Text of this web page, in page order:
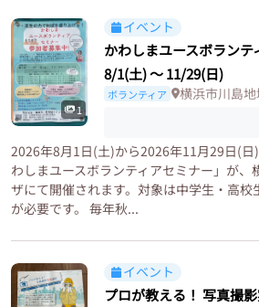
1
イベント
かわしまユースボランテ
8/1(土)〜11/29(日)
ボランティア 横浜市川島
2026年8月1日(土)から2026年11月29日(
わしまユースボランティアセミナー」が、
ザにて開催されます。対象は中学生・高校
が必要です。 毎年秋...
イベント
プロが教える！ 写真撮